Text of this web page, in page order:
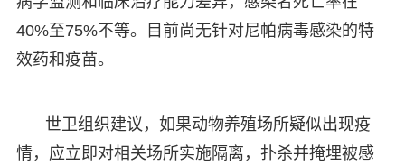
40%至75%不等。目前尚无针对尼帕病毒感染的特
效药和疫苗。
世卫组织建议，如果动物养殖场所疑似出现疫
情，应立即对相关场所实施隔离，扑杀并掩埋被感